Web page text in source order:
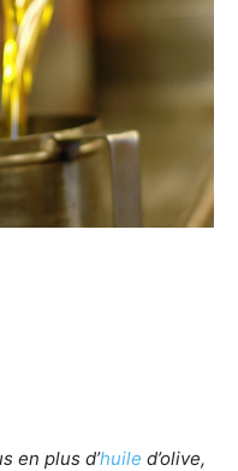
en plus d’huile d’olive,